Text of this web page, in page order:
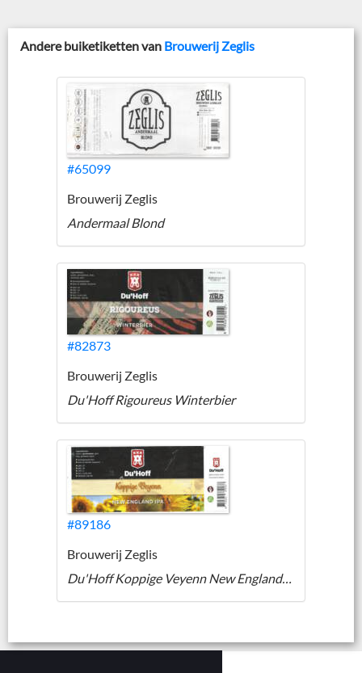
Andere buiketiketten van Brouwerij Zeglis
#65099
Brouwerij Zeglis
Andermaal Blond
#82873
Brouwerij Zeglis
Du'Hoff Rigoureus Winterbier
#89186
Brouwerij Zeglis
Du'Hoff Koppige Veyenn New England IPA